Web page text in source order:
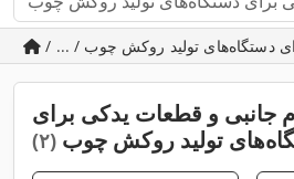
جانبی و قطعات یدکی برای
تولید روکش چوب (۲)